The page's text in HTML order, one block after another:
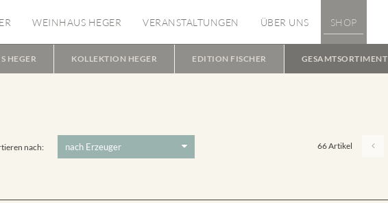
WEINHAUS HEGER VERANSTALTUNGEN ÜBER UNS SHOP
HEGER KOLLEKTION HEGER EDITION FISCHER GESAMTSORTIMENT
nach: 66 Artikel